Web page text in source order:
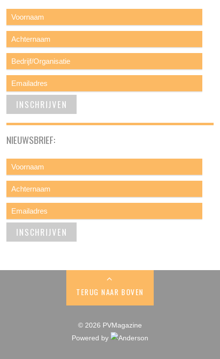
NIEUWSBRIEF:
TERUG NAAR BOVEN
© 2026 PVMagazine
Powered by